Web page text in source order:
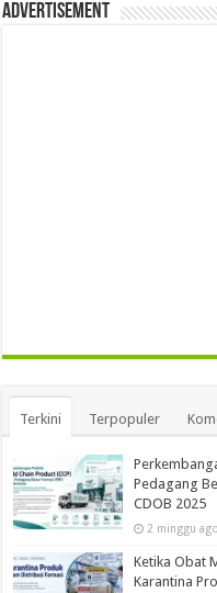
Advertisement
Terkini Terpopuler
Pedagang
CDOB 2025
2 minggu ago
Ketika Obat
Karantina